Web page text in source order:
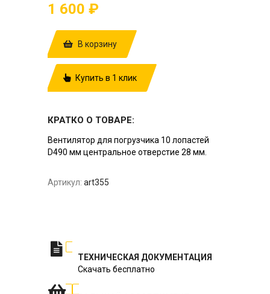
1 600 ₽
В корзину
Купить в 1 клик
КРАТКО О ТОВАРЕ:
Вентилятор для погрузчика 10 лопастей
D490 мм центральное отверстие 28 мм.
Артикул: art355
ТЕХНИЧЕСКАЯ ДОКУМЕНТАЦИЯ
Скачать бесплатно